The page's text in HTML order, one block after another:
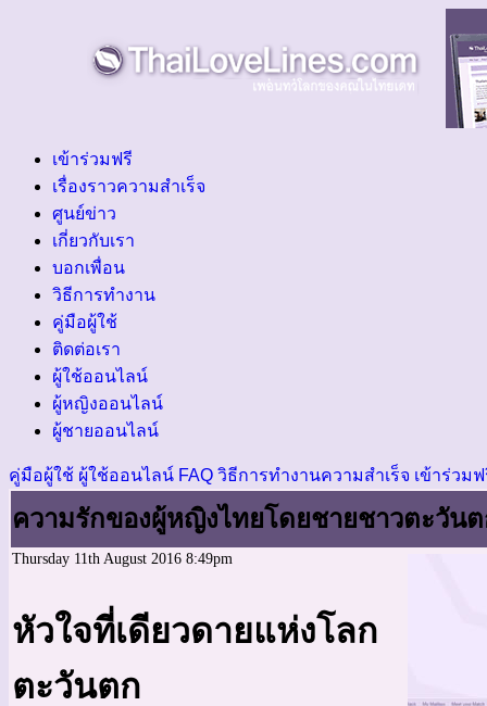
เข้าร่วมฟรี
เรื่องราวความสำเร็จ
ศูนย์ข่าว
เกี่ยวกับเรา
บอกเพื่อน
วิธีการทำงาน
คู่มือผู้ใช้
ติดต่อเรา
ผู้ใช้ออนไลน์
ผู้หญิงออนไลน์
ผู้ชายออนไลน์
คู่มือผู้ใช้ ผู้ใช้ออนไลน์ FAQ วิธีการทำงานความสำเร็จ เข้าร่วม
ความรักของผู้หญิงไทยโดยชายชาวตะวัน
Thursday 11th August 2016 8:49pm
หัวใจที่เดียวดายแห่งโลก
ตะวันตก